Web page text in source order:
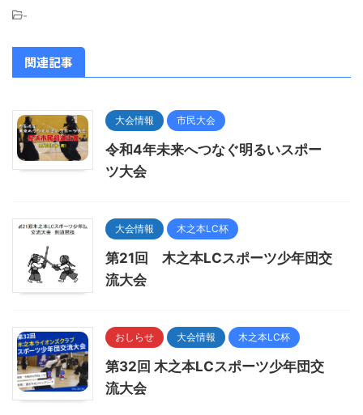
-
関連記事
大会情報 市民大会
令和4年未来へつなぐ明るいスポー
ツ大会
大会情報 木之本LC杯
第21回 木之本LCスポーツ少年団交
流大会
おしらせ 大会情報 木之本LC杯
第32回 木之本LCスポーツ少年団交
流大会